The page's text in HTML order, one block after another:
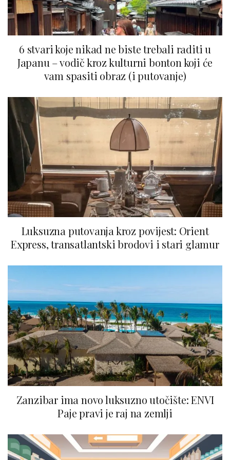
6 stvari koje nikad ne biste trebali raditi u
Japanu – vodič kroz kulturni bonton koji će
vam spasiti obraz (i putovanje)
Luksuzna putovanja kroz povijest: Orient
Express, transatlantski brodovi i stari glamur
Zanzibar ima novo luksuzno utočište: ENVI
Paje pravi je raj na zemlji